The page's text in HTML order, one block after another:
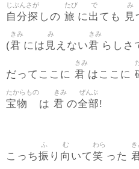
自分探
じぶんさが
しの 旅
たび
に出
で
ても 見
み
(君
きみ
には 見
み
えない君
きみ
らしさ
だってここに 君
きみ
はここに
宝物
たからもの
は 君
きみ
の全部
ぜんぶ
!
こっち振
ふ
り 向
む
いて笑
わら
った